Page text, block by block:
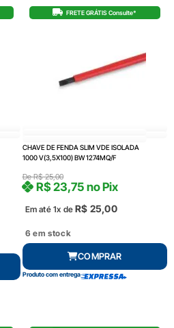
FRETE GRÁTIS Consulte*
CHAVE DE FENDA SLIM VDE ISOLADA
1000 V(3,5X100) BW 1274MQ/F
DeR$25,00
Em até 1x de R$ 25,00
R$23,75 no Pix
6 em stock
COMPRAR
Produto com entrega